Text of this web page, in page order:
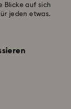
Blicke auf sich
jeden etwas.